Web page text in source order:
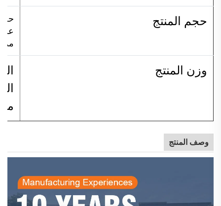
حجم المنتج حجم
مم
وزن المنتج
من 30
وصف المنتج